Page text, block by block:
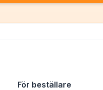
För beställare